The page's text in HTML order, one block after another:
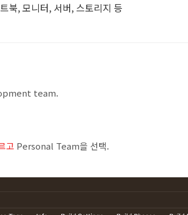
북, 모니터, 서버, 스토리지 등
team.
고 Personal Team을 선택.